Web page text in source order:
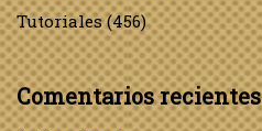
Tutoriales(456)
Comentarios recientes